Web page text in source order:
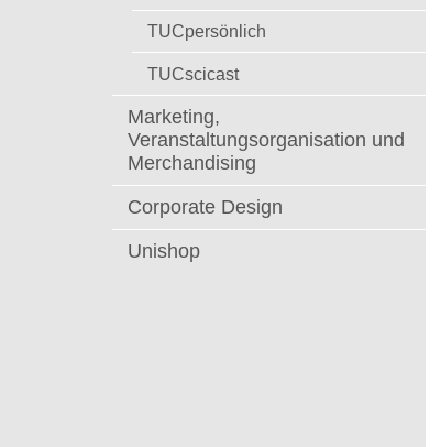
TUCpersönlich
TUCscicast
Marketing,
Veranstaltungsorganisation und
Merchandising
Corporate Design
Unishop